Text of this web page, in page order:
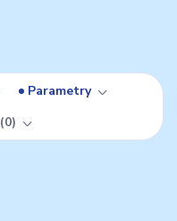
Parametry
0